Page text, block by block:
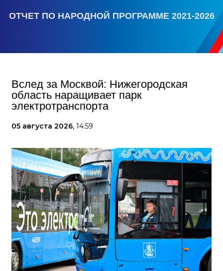
ОТЧЕТ ПО НАРОДНОЙ ПРОГРАММЕ 2021-2026
Вслед за Москвой: Нижегородская
область наращивает парк
электротранспорта
05 августа 2026, 14:59